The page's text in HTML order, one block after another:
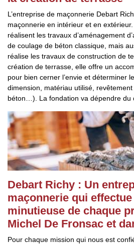
L’entreprise de maçonnerie Debart
maçonnerie en intérieur et en
réalisent les travaux d’aménagement
de coulage de béton classique, mais
réalise les travaux de construction de
création de terrasse, elle offre un
pour bien cerner l’envie et déterminer
dimension, matériau utilisé,
béton…). La fondation va dépendre du
Debart Richy : Un
maçonnerie qui
minutieuse de chaque
Michel De Fronsac et
Pour chaque mission qui nous est